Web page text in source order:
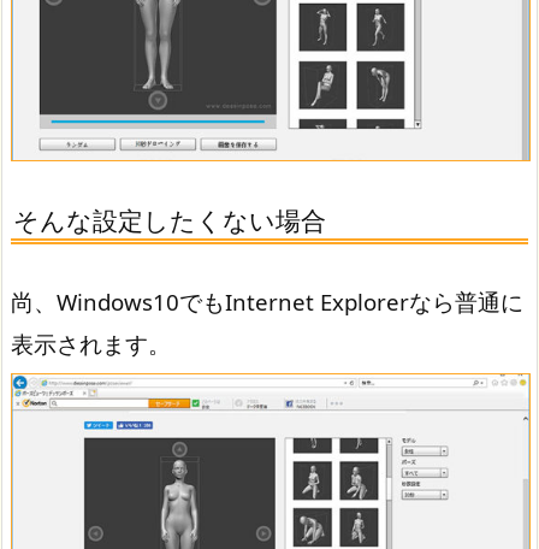
そんな設定したくない場合
尚、Windows10でもInternet Explorerなら普通に
表示されます。